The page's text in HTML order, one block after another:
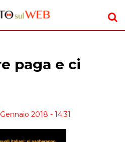
paga e ci
2018 - 14:31